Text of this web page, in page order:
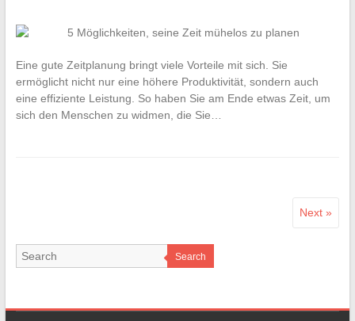
Eine gute Zeitplanung bringt viele Vorteile mit sich. Sie
ermöglicht nicht nur eine höhere Produktivität, sondern auch
eine effiziente Leistung. So haben Sie am Ende etwas Zeit, um
sich den Menschen zu widmen, die Sie…
Next »
Search